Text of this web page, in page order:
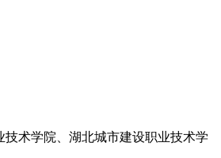
术学院、湖北城市建设职业技术学